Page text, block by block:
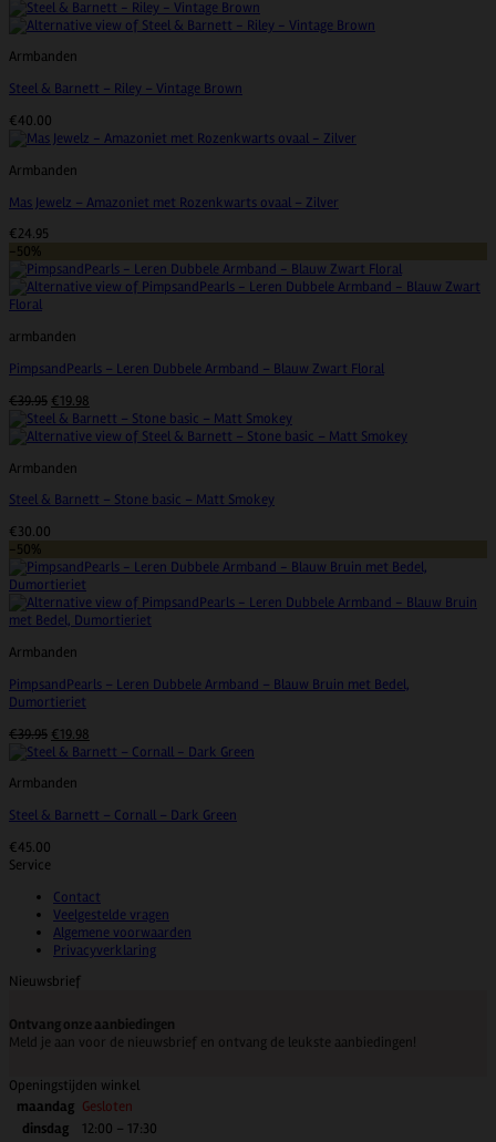
Armbanden
Steel & Barnett – Riley – Vintage Brown
€40.00
Armbanden
Mas Jewelz – Amazoniet met Rozenkwarts ovaal – Zilver
€24.95
-50%
armbanden
PimpsandPearls – Leren Dubbele Armband – Blauw Zwart Floral
€39.95 Oorspronkelijke
prijs
was:
€19.98
prijs
is:
Armbanden
Steel & Barnett – Stone basic – Matt Smokey
€30.00
-50%
Armbanden
PimpsandPearls – Leren Dubbele Armband – Blauw Bruin met Bedel,
Dumortieriet
€39.95 Oorspronkelijke
prijs
€39.95.
€19.98
prijs
Armbanden
Steel & Barnett – Cornall – Dark Green
€45.00
Service
Contact
Veelgestelde vragen
Algemene voorwaarden
Privacyverklaring
Nieuwsbrief
Ontvang onze aanbiedingen
Meld je aan voor de nieuwsbrief en ontvang de leukste aanbiedingen!
Openingstijden winkel
maandag Gesloten
dinsdag
12:00 – 17:30